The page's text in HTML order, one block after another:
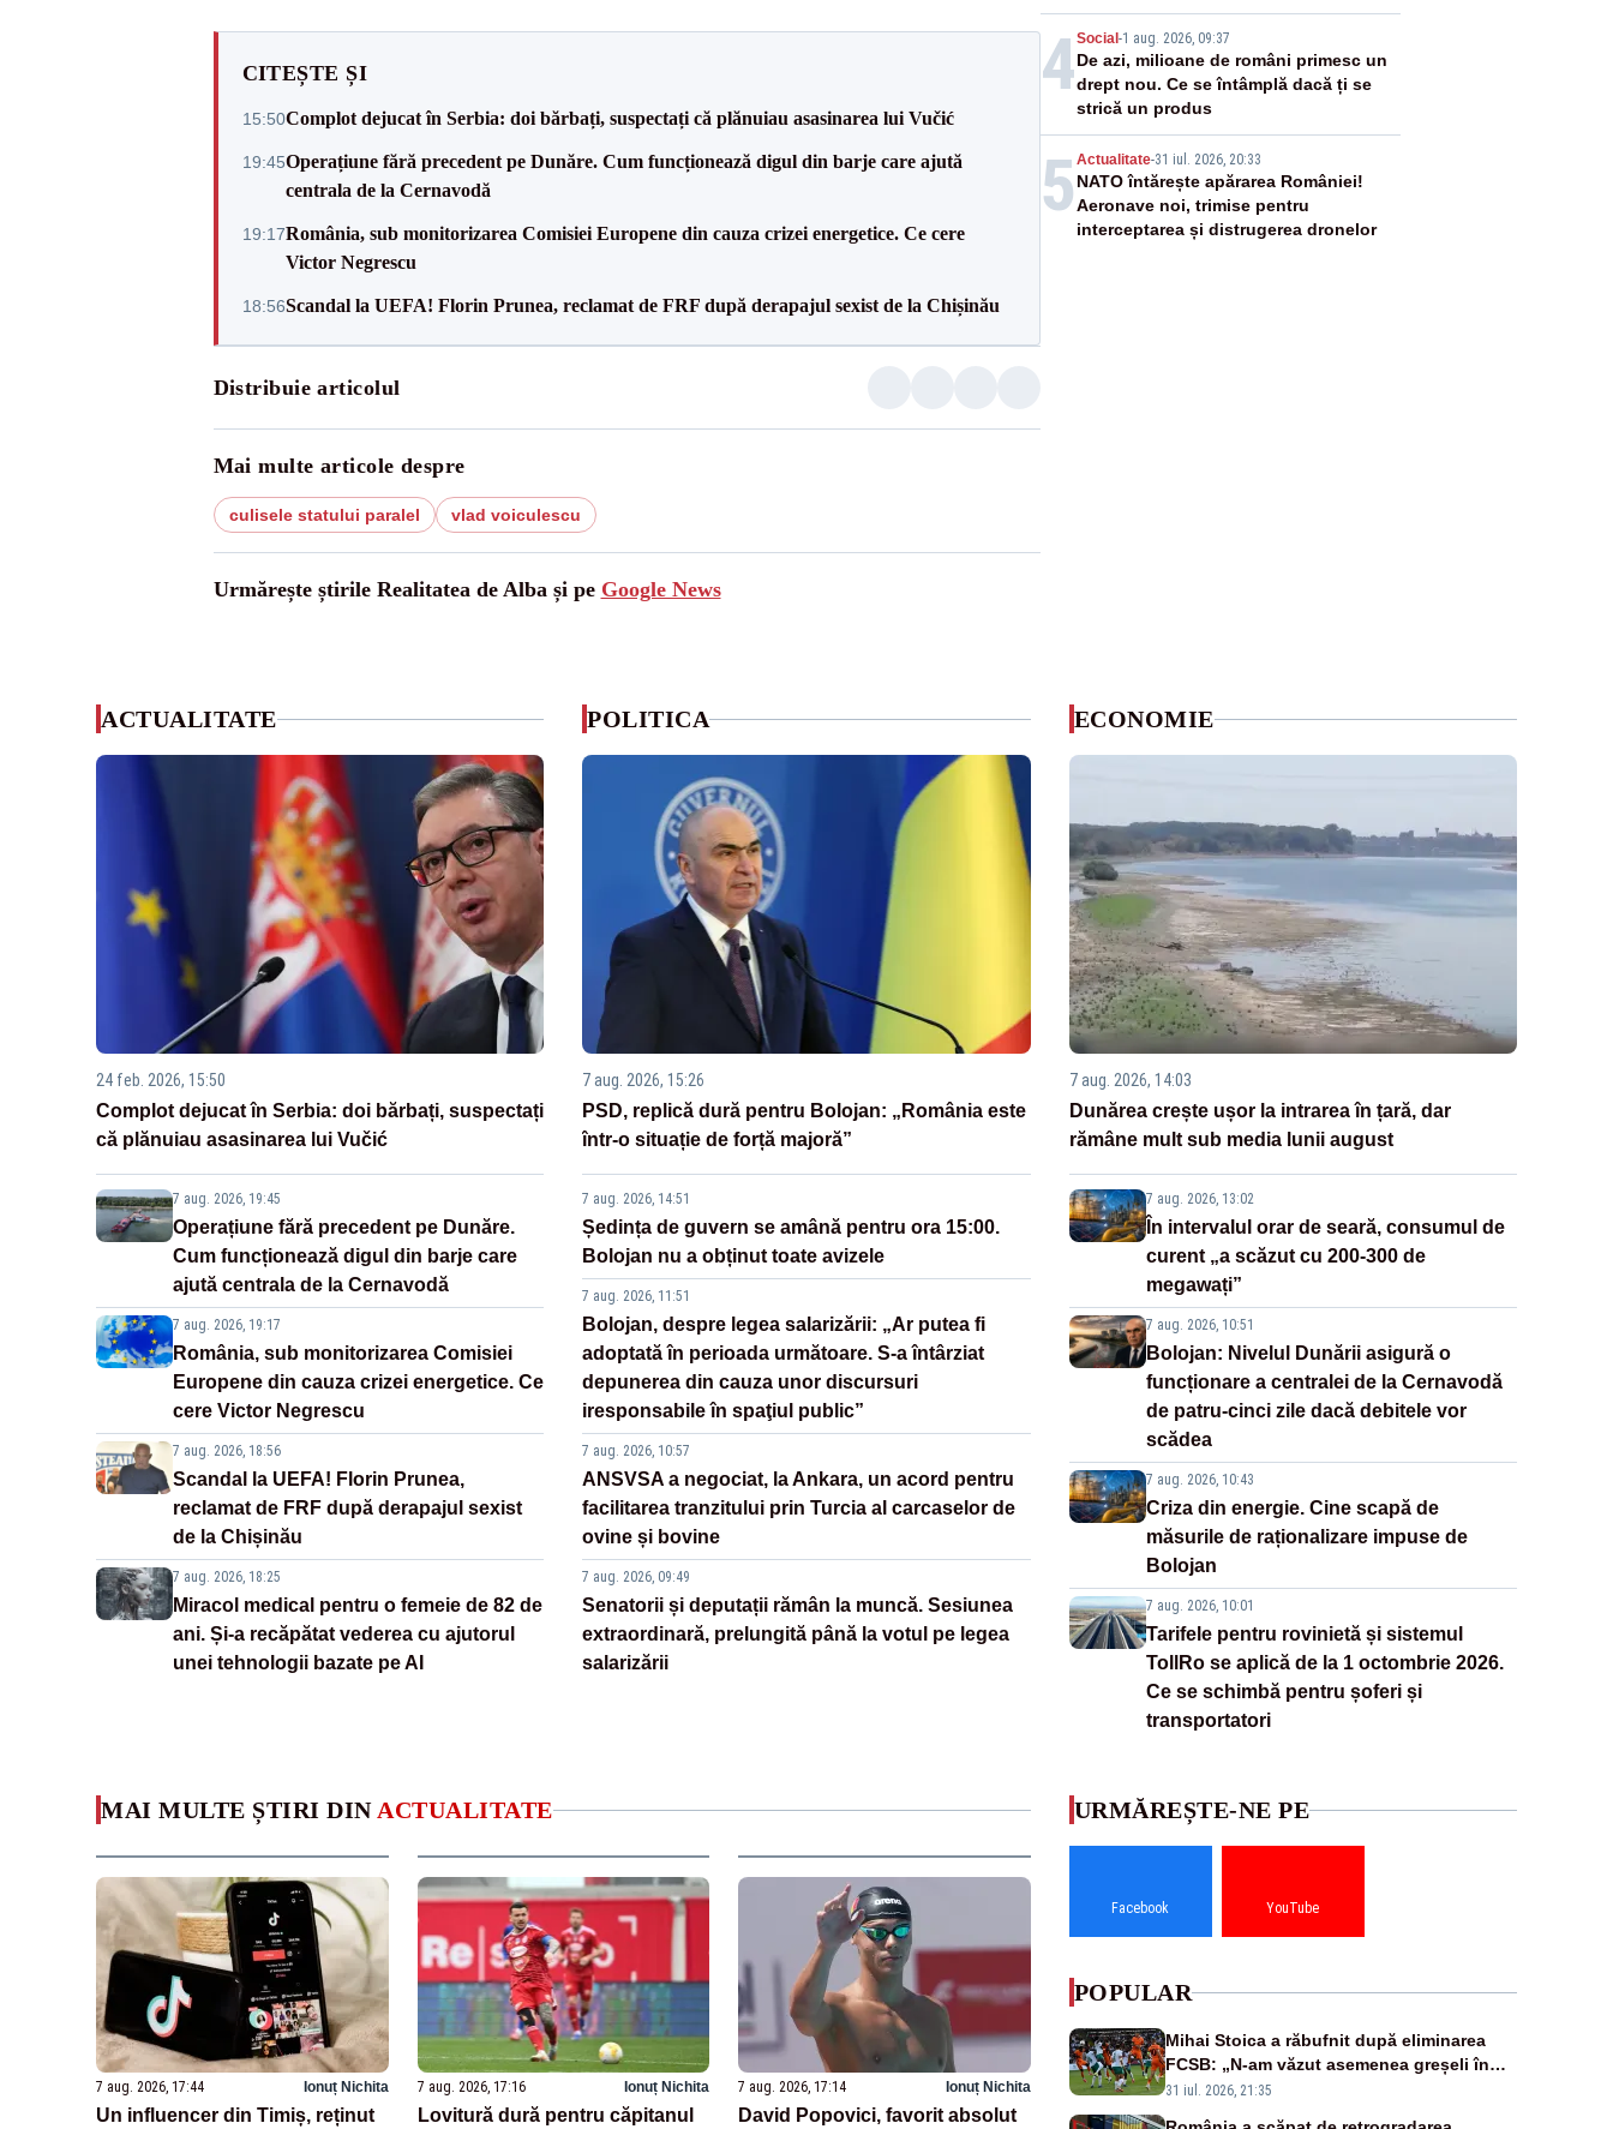
CITEȘTE ȘI
15:50Complot dejucat în Serbia: doi bărbați, suspectați că plănuiau asasinarea lui Vučić
19:45Operațiune fără precedent pe Dunăre. Cum funcționează digul din barje care ajută
centrala de la Cernavodă
19:17România, sub monitorizarea Comisiei Europene din cauza crizei energetice. Ce cere
Victor Negrescu
18:56Scandal la UEFA! Florin Prunea, reclamat de FRF după derapajul sexist de la Chișinău
Distribuie articolul
Mai multe articole despre
culisele statului paralel vlad voiculescu
Urmărește știrile Realitatea de Alba și pe Google News
cunoscută de pe vremea lui Ceaușescu
4Social -1 aug. 2026, 09:37
De azi, milioane de români primesc un
drept nou. Ce se întâmplă dacă ți se
strică un produs
5 Actualitate-31 iul. 2026, 20:33
NATO întărește apărarea României!
Aeronave noi, trimise pentru
interceptarea și distrugerea dronelor
ACTUALITATE
24 feb. 2026, 15:50
Complot dejucat în Serbia: doi bărbați, suspectați
că plănuiau asasinarea lui Vučić
7 aug. 2026, 19:45
Operațiune fără precedent pe Dunăre.
Cum funcționează digul din barje care
ajută centrala de la Cernavodă
7 aug. 2026, 19:17
România, sub monitorizarea Comisiei
Europene din cauza crizei energetice. Ce
cere Victor Negrescu
7 aug. 2026, 18:56
Scandal la UEFA! Florin Prunea,
reclamat de FRF după derapajul sexist
de la Chișinău
7 aug. 2026, 18:25
Miracol medical pentru o femeie de 82 de
ani. Și-a recăpătat vederea cu ajutorul
unei tehnologii bazate pe AI
POLITICA
7 aug. 2026, 15:26
PSD, replică dură pentru Bolojan: „România este
într-o situație de forță majoră”
7 aug. 2026, 14:51
Ședința de guvern se amână pentru ora 15:00.
Bolojan nu a obținut toate avizele
7 aug. 2026, 11:51
Bolojan, despre legea salarizării: „Ar putea fi
adoptată în perioada următoare. S-a întârziat
depunerea din cauza unor discursuri
iresponsabile în spaţiul public”
7 aug. 2026, 10:57
ANSVSA a negociat, la Ankara, un acord pentru
facilitarea tranzitului prin Turcia al carcaselor de
ovine și bovine
7 aug. 2026, 09:49
Senatorii și deputații rămân la muncă. Sesiunea
extraordinară, prelungită până la votul pe legea
salarizării
ECONOMIE
7 aug. 2026, 14:03
Dunărea crește ușor la intrarea în țară, dar
rămâne mult sub media lunii august
7 aug. 2026, 13:02
În intervalul orar de seară, consumul de
curent „a scăzut cu 200-300 de
megawați”
7 aug. 2026, 10:51
Bolojan: Nivelul Dunării asigură o
funcționare a centralei de la Cernavodă
de patru-cinci zile dacă debitele vor
scădea
7 aug. 2026, 10:43
Criza din energie. Cine scapă de
măsurile de raționalizare impuse de
Bolojan
7 aug. 2026, 10:01
Tarifele pentru rovinietă și sistemul
TollRo se aplică de la 1 octombrie 2026.
Ce se schimbă pentru șoferi și
transportatori
MAI MULTE ȘTIRI DIN ACTUALITATE
7 aug. 2026, 17:44 Ionuț Nichita
Un influencer din Timiș, reținut
7 aug. 2026, 17:16 Ionuț Nichita
Lovitură dură pentru căpitanul
7 aug. 2026, 17:14 Ionuț Nichita
David Popovici, favorit absolut
URMĂREȘTE-NE PE
Facebook YouTube
POPULAR
Mihai Stoica a răbufnit după eliminarea
FCSB: „N-am văzut asemenea greșeli în
190 de meciuri europene”
31 iul. 2026, 21:35